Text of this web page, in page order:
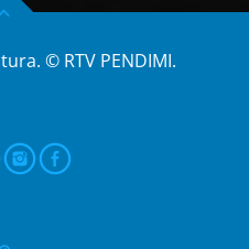
© RTV PENDIMI.